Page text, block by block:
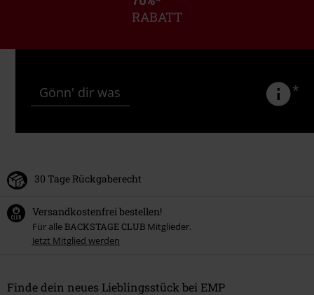
RABATT
Gönn' dir was *
30 Tage Rückgaberecht
Versandkostenfrei bestellen!
Für alle BACKSTAGE CLUB Mitglieder.
Jetzt Mitglied werden
Finde dein neues Lieblingsstück bei EMP